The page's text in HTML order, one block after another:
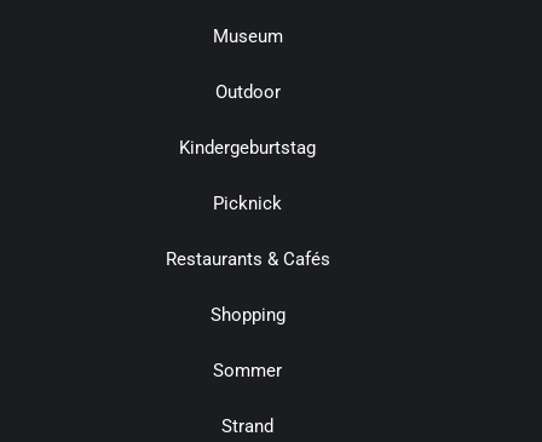
Museum
Outdoor
Kindergeburtstag
Picknick
Restaurants & Cafés
Shopping
Sommer
Strand